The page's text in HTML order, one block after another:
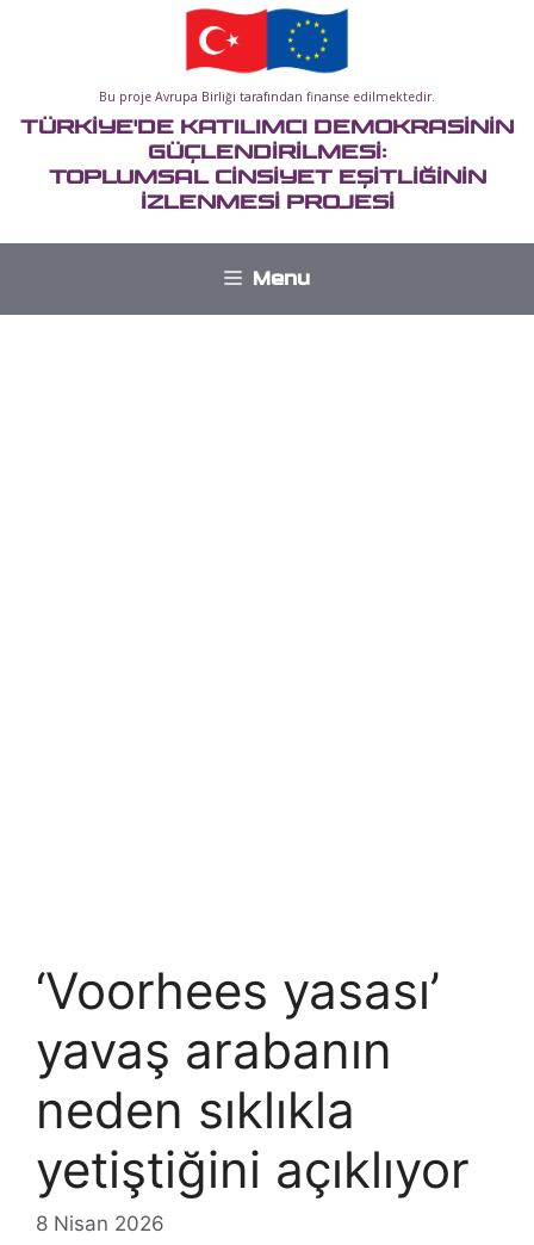
Bu proje Avrupa Birliği tarafından finanse edilmektedir.
TÜRKİYE'DE KATILIMCI DEMOKRASİNİN
GÜÇLENDİRİLMESİ:
TOPLUMSAL CİNSİYET EŞİTLİĞİNİN
İZLENMESİ PROJESİ
Menu
‘Voorhees yasası’
yavaş arabanın
neden sıklıkla
yetiştiğini açıklıyor
8 Nisan 2026